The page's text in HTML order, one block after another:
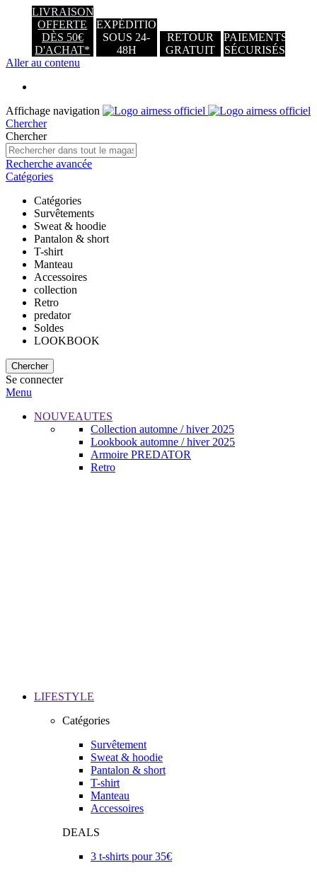
LIVRAISON
OFFERTE
DÈS 50€
D'ACHAT*
EXPÉDITION
SOUS 24-
48H
RETOUR
GRATUIT
PAIEMENTS
SÉCURISÉS
Aller au contenu
Affichage navigation
Chercher
Chercher
Recherche avancée
Catégories
Catégories
Survêtements
Sweat & hoodie
Pantalon & short
T-shirt
Manteau
Accessoires
collection
Retro
predator
Soldes
LOOKBOOK
Chercher
Se connecter
Menu
NOUVEAUTES
Collection automne / hiver 2025
Lookbook automne / hiver 2025
Armoire PREDATOR
Retro
LIFESTYLE
Catégories
Survêtement
Sweat & hoodie
Pantalon & short
T-shirt
Manteau
Accessoires
DEALS
3 t-shirts pour 35€